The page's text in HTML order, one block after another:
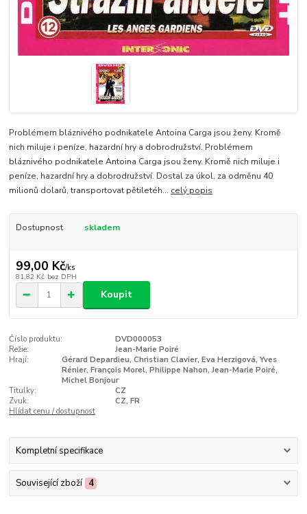
Problémem bláznivého podnikatele Antoina Carga jsou ženy. Kromě
nich miluje i peníze, hazardní hry a dobrodružství. Problémem
bláznivého podnikatele Antoina Carga jsou ženy. Kromě nich miluje i
peníze, hazardní hry a dobrodružství. Dostal za úkol, za odměnu 40
milionů dolarů, transportovat pětiletéh... celý popis
Dostupnost skladem
99,00 Kč/ks
81,82 Kč bez DPH
Koupit
Číslo produktu:
DVD000053
Režie:
Jean-Marie Poiré
Hrají:
Gérard Depardieu, Christian Clavier, Eva Herzigová, Yves
Rénier, François Morel, Philippe Nahon, Jean-Marie Poiré,
Michel Bonjour
Titulky:
CZ
Zvuk:
CZ, FR
Hlídat cenu / dostupnost
Kompletní specifikace
Související zboží 4